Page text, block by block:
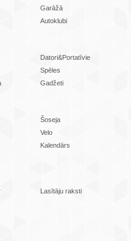
Garāžā
Autoklubi
Datori&Portatīvie
Spēles
Gadžeti
Šoseja
Velo
Kalendārs
Lasītāju raksti